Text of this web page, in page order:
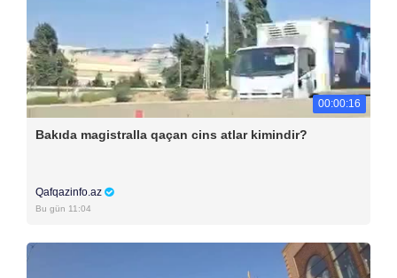
00:00:16
Bakıda magistralla qaçan cins atlar kimindir?
Qafqazinfo.az
Bu gün 11:04